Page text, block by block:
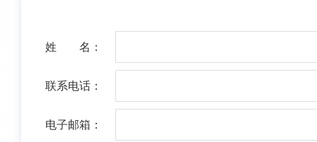
姓 名：
联系电话：
电子邮箱：